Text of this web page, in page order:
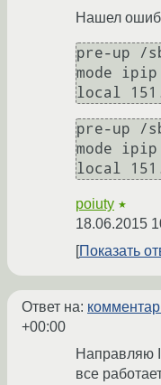
Нашел
pre-up /
mode
local
pre-up /
mode
local
poiuty ★
18.06.2015
Показать
Ответ на:
+00:00
Направляю
все